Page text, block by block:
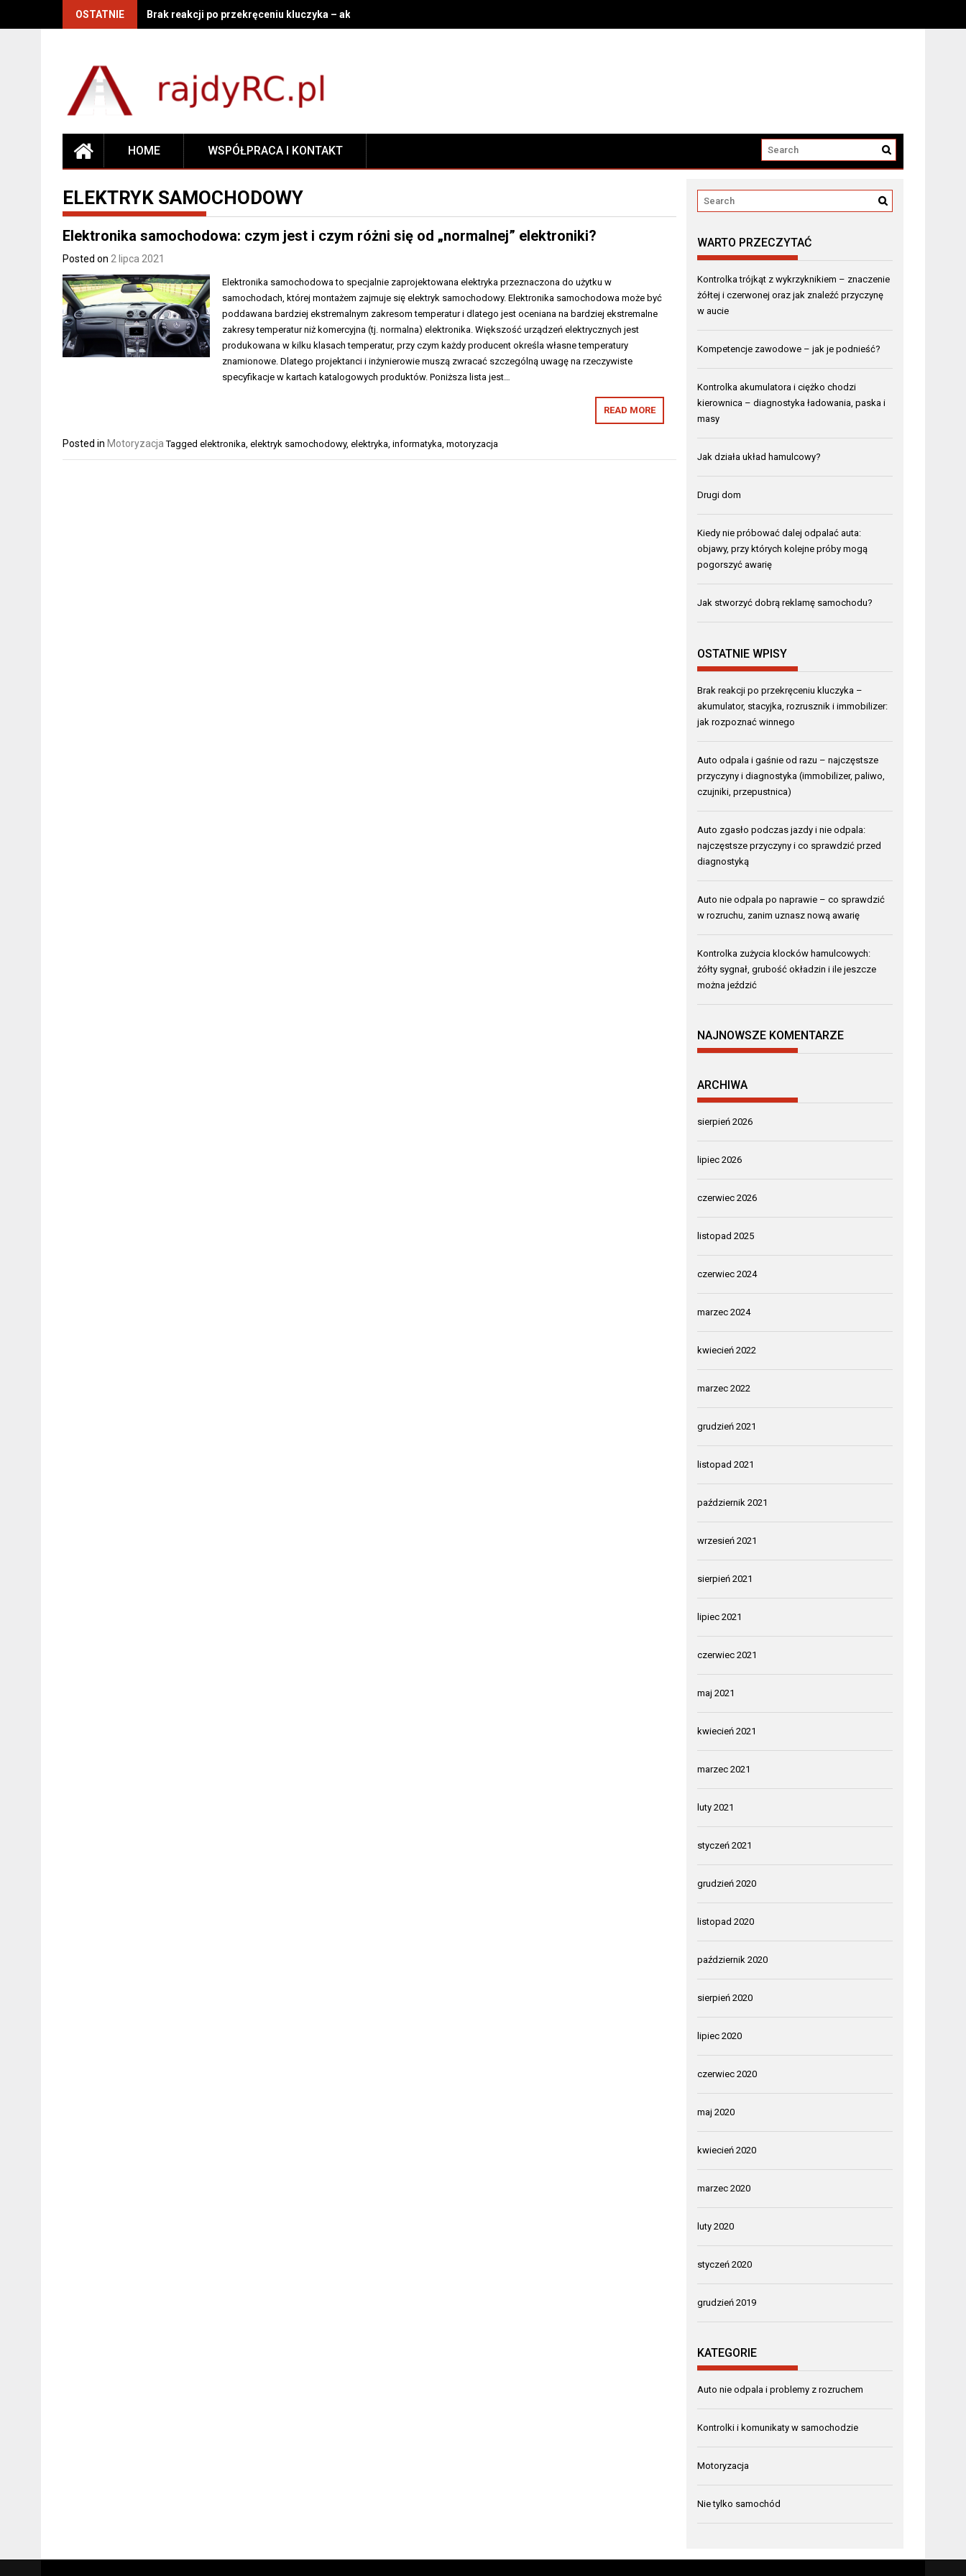
OSTATNIE Brak reakcji po przekręceniu kluczyka – akumulator, stacyjka, rozrusznik i immobilizer: jak rozpoznać winnego
HOME WSPÓŁPRACA I KONTAKT
ELEKTRYK SAMOCHODOWY
Elektronika samochodowa: czym jest i czym różni się od „normalnej” elektroniki?
Posted on 2 lipca 2021
Elektronika samochodowa to specjalnie zaprojektowana elektryka przeznaczona do użytku w
samochodach, której montażem zajmuje się elektryk samochodowy. Elektronika samochodowa może być
poddawana bardziej ekstremalnym zakresom temperatur i dlatego jest oceniana na bardziej ekstremalne
zakresy temperatur niż komercyjna (tj. normalna) elektronika. Większość urządzeń elektrycznych jest
produkowana w kilku klasach temperatur, przy czym każdy producent określa własne temperatury
znamionowe. Dlatego projektanci i inżynierowie muszą zwracać szczególną uwagę na rzeczywiste
specyfikacje w kartach katalogowych produktów. Poniższa lista jest…
READ MORE
Posted in Motoryzacja Tagged elektronika elektryk samochodowy, elektryka informatyka motoryzacja
WARTO PRZECZYTAĆ
Kontrolka trójkąt z wykrzyknikiem – znaczenie
żółtej i czerwonej oraz jak znaleźć przyczynę
w aucie
Kompetencje zawodowe – jak je podnieść?
Kontrolka akumulatora i ciężko chodzi
kierownica – diagnostyka ładowania, paska i
masy
Jak działa układ hamulcowy?
Drugi dom
Kiedy nie próbować dalej odpalać auta:
objawy, przy których kolejne próby mogą
pogorszyć awarię
Jak stworzyć dobrą reklamę samochodu?
OSTATNIE WPISY
Brak reakcji po przekręceniu kluczyka –
akumulator, stacyjka, rozrusznik i immobilizer:
jak rozpoznać winnego
Auto odpala i gaśnie od razu – najczęstsze
przyczyny i diagnostyka (immobilizer, paliwo,
czujniki, przepustnica)
Auto zgasło podczas jazdy i nie odpala:
najczęstsze przyczyny i co sprawdzić przed
diagnostyką
Auto nie odpala po naprawie – co sprawdzić
w rozruchu, zanim uznasz nową awarię
Kontrolka zużycia klocków hamulcowych:
żółty sygnał, grubość okładzin i ile jeszcze
można jeździć
NAJNOWSZE KOMENTARZE
ARCHIWA
sierpień 2026
lipiec 2026
czerwiec 2026
listopad 2025
czerwiec 2024
marzec 2024
kwiecień 2022
marzec 2022
grudzień 2021
listopad 2021
październik 2021
wrzesień 2021
sierpień 2021
lipiec 2021
czerwiec 2021
maj 2021
kwiecień 2021
marzec 2021
luty 2021
styczeń 2021
grudzień 2020
listopad 2020
październik 2020
sierpień 2020
lipiec 2020
czerwiec 2020
maj 2020
kwiecień 2020
marzec 2020
luty 2020
styczeń 2020
grudzień 2019
KATEGORIE
Auto nie odpala i problemy z rozruchem
Kontrolki i komunikaty w samochodzie
Motoryzacja
Nie tylko samochód